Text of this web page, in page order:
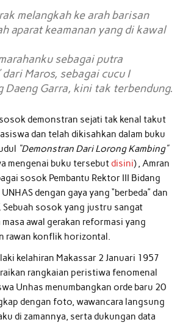
melangkah ke arah barisan
aparat keamanan yang di kawal
sebagai putra
dari Maros, sebagai cucu I
Daeng Garra, kini tak terbendung.
demonstran sejati tak kenal takut
dan telah dikisahkan dalam buku
“Demonstran Dari Lorong Kambing”
mengenai buku tersebutdisini) , Amran
sosok Pembantu Rektor III Bidang
dengan gaya yang “berbeda” dan
Sebuah sosok yang justru sangat
awal gerakan reformasi yang
rawan konflik horizontal.
kelahiran Makassar 2 Januari 1957
rangkaian peristiwa fenomenal
Unhas menumbangkan orde baru 20
dengan foto, wawancara langsung
di zamannya, serta dukungan data